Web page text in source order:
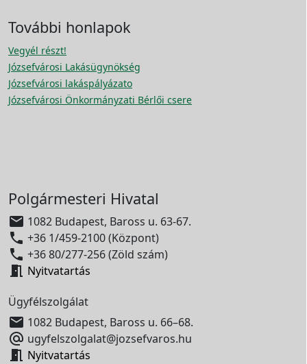
További honlapok
Vegyél részt!
Józsefvárosi Lakásügynökség
Józsefvárosi lakáspályázato
Józsefvárosi Önkormányzati Bérlői csere
Polgármesteri Hivatal
 1082 Budapest, Baross u. 63-67.
 +36 1/459-2100 (Központ)
 +36 80/277-256 (Zöld szám)
 Nyitvatartás
Ügyfélszolgálat
 1082 Budapest, Baross u. 66–68.
 ugyfelszolgalat@jozsefvaros.hu
 Nyitvatartás